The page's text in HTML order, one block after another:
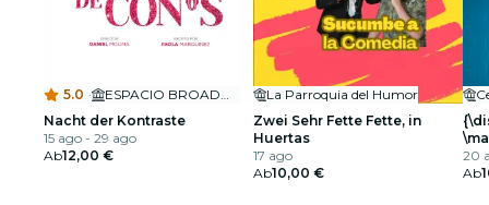
5.0 ·
ESPACIO BROADWAY
Nacht der Kontraste
15 ago - 29 ago
Ab12,00 €
La Parroquia del Humor
Zwei Sehr Fette Fette, in
Huertas
17 ago
Ab10,00 €
en\
20
Ab